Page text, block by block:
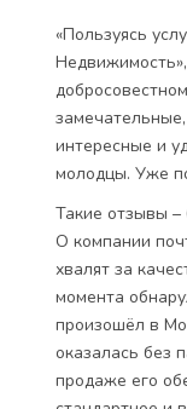
«Пользуясь
интересные и
молодцы. Уже
Такие отзывы
О компании
хвалят за
момента
произошёл в
оказалась без
продаже его